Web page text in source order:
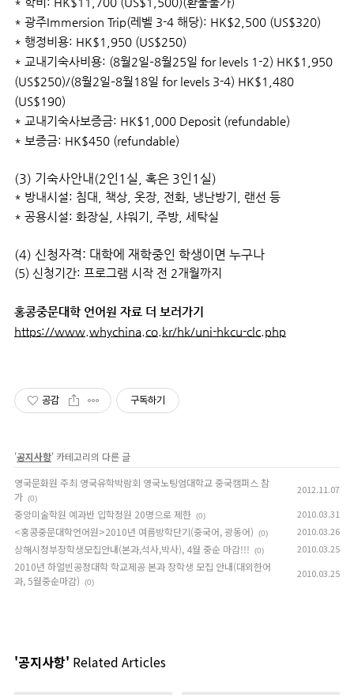
* 광주Immersion Trip(레벨 3-4 해당): HK$2,500 (US$320)
* 행정비용: HK$1,950 (US$250)
* 교내기숙사비용: (8월2일–8월25일 for levels 1-2) HK$1,950
(US$250)/(8월2일–8월18일 for levels 3-4) HK$1,480
(US$190)
* 교내기숙사보증금: HK$1,000 Deposit (refundable)
* 보증금: HK$450 (refundable)
(3) 기숙사안내(2인1실, 혹은 3인1실)
* 방내시설: 침대, 책상, 옷장, 전화, 냉난방기, 랜선 등
* 공용시설: 화장실, 샤워기, 주방, 세탁실
(4) 신청자격: 대학에 재학중인 학생이면 누구나
(5) 신청기간: 프로그램 시작 전 2개월까지
홍콩중문대학 언어원 자료 더 보러가기
https://www.whychina.co.kr/hk/uni-hkcu-clc.php
공감 구독하기
'공지사항' 카테고리의 다른 글
영국문화원 주최 영국유학박람회 영국노팅엄대학교 중국캠퍼스 참
가 (0)
2012.11.07
중앙미술학원 예과반 입학정원 20명으로 제한 (0) 2010.03.31
<홍콩중문대학언어원>2010년 여름방학단기(중국어, 광동어) (0) 2010.03.26
상해시정부장학생모집안내(본과,석사,박사), 4월 중순 마감!!! (0) 2010.03.25
2010년 하얼빈공정대학 학교제공 본과 장학생 모집 안내(대외한어
과, 5월중순마감)
(0)
2010.03.25
'공지사항' Related Articles